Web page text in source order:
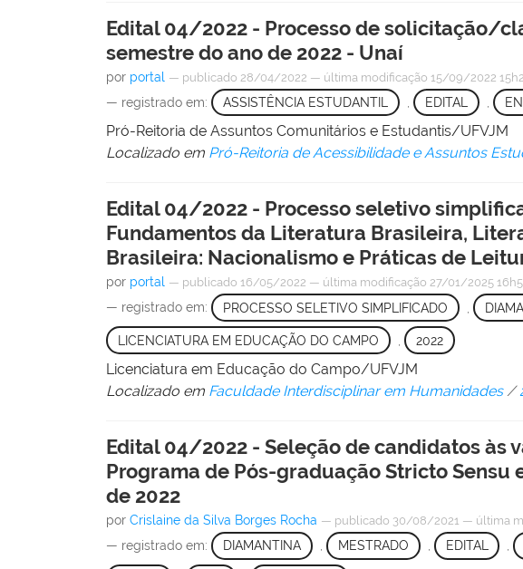
Edital 04/2022 - Processo de solicitação/
semestre do ano de 2022 - Unaí
por portal — publicado 28/04/2022 — última modificação 15/09/2022
— registrado em: ASSISTÊNCIA ESTUDANTIL EDITAL
Pró-Reitoria de Assuntos Comunitários e Estudantis/UFVJM
Localizado em Pró-Reitoria de Acessibilidade e Assuntos
Edital 04/2022 - Processo seletivo
Fundamentos da Literatura Brasileira,
Brasileira: Nacionalismo e Práticas de
por portal — publicado 16/05/2022 — última modificação 27/01/2025
— registrado em: PROCESSO SELETIVO SIMPLIFICADO
LICENCIATURA EM EDUCAÇÃO DO CAMPO 2022
Licenciatura em Educação do Campo/UFVJM
Localizado em Faculdade Interdisciplinar em Humanidades /
Edital 04/2022 - Seleção de candidatos às
Programa de Pós-graduação Stricto
de 2022
porCrislaine da Silva Borges Rocha — publicado 30/08/2021 — última
— registrado em: DIAMANTINA , MESTRADO , EDITAL ,